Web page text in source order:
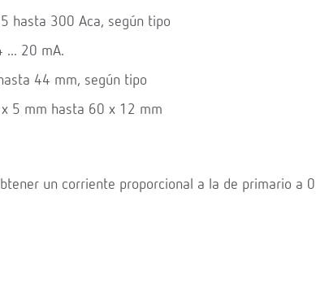
hasta 300 Aca, según tipo
... 20 mA.
44 mm, según tipo
5 mm hasta 60 x 12 mm
un corriente proporcional a la de primario a